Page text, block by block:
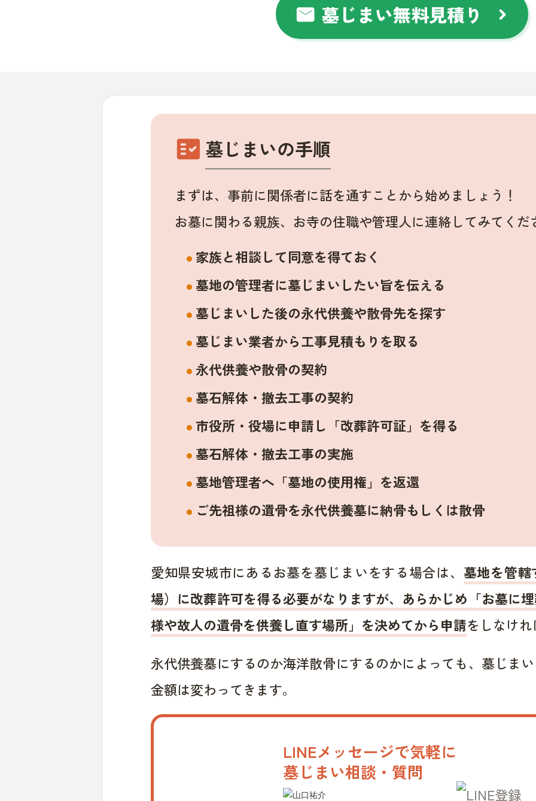
mail 墓じまい無料見積り chevron_right
fact_check 墓じまいの手順
まずは、事前に関係者に話を通すことから始めましょう！
お墓に関わる親族、お寺の住職や管理人に連絡してみてくだ
家族と相談して同意を得ておく
墓地の管理者に墓じまいしたい旨を伝える
墓じまいした後の永代供養や散骨先を探す
墓じまい業者から工事見積もりを取る
永代供養や散骨の契約
墓石解体・撤去工事の契約
市役所・役場に申請し「改葬許可証」を得る
墓石解体・撤去工事の実施
墓地管理者へ「墓地の使用権」を返還
ご先祖様の遺骨を永代供養墓に納骨もしくは散骨
愛知県安城市にあるお墓を墓じまいをする場合は、 墓地を管
場）に改葬許可を得る必要がなりますが、あらかじめ「お墓に
様や故人の遺骨を供養し直す場所」を決めてから申請をしなけ
永代供養墓にするのか海洋散骨にするのかによっても、墓じま
金額は変わってきます。
LINEメッセージで気軽に
墓じまい相談・質問